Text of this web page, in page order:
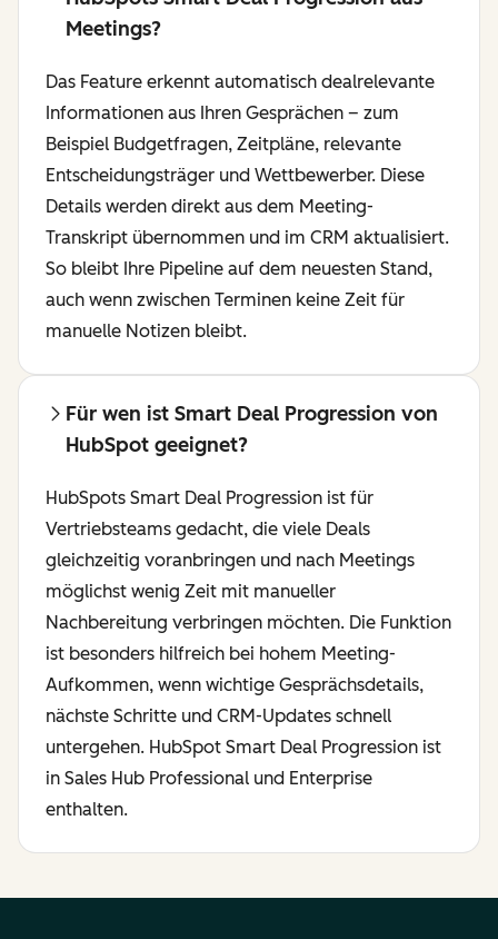
Meetings?
Das Feature erkennt automatisch dealrelevante
Informationen aus Ihren Gesprächen – zum
Beispiel Budgetfragen, Zeitpläne, relevante
Entscheidungsträger und Wettbewerber. Diese
Details werden direkt aus dem Meeting-
Transkript übernommen und im CRM aktualisiert.
So bleibt Ihre Pipeline auf dem neuesten Stand,
auch wenn zwischen Terminen keine Zeit für
manuelle Notizen bleibt.
Für wen ist Smart Deal Progression von
HubSpot geeignet?
HubSpots Smart Deal Progression ist für
Vertriebsteams gedacht, die viele Deals
gleichzeitig voranbringen und nach Meetings
möglichst wenig Zeit mit manueller
Nachbereitung verbringen möchten. Die Funktion
ist besonders hilfreich bei hohem Meeting-
Aufkommen, wenn wichtige Gesprächsdetails,
nächste Schritte und CRM-Updates schnell
untergehen. HubSpot Smart Deal Progression ist
in Sales Hub Professional und Enterprise
enthalten.